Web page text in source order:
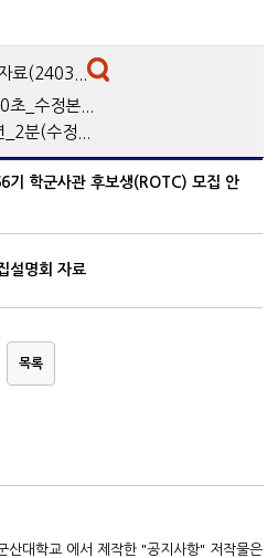
료(2403...
_수정본...
분(수정...
기 학군사관 후보생(ROTC) 모집 안
설명회 자료
목록
산대학교 에서 제작한 "공지사항" 저작물은